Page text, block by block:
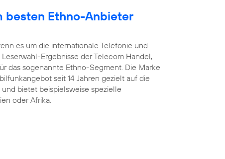
besten Ethno-Anbieter
es um die internationale Telefonie und
Ergebnisse der Telecom Handel,
das sogenannte Ethno-Segment. Die Marke
seit 14 Jahren gezielt auf die
bietet beispielsweise spezielle
oder Afrika.